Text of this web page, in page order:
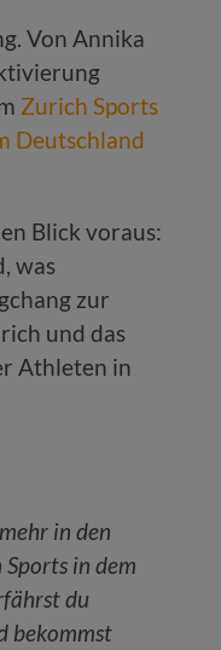
Von Annika
Zurich Sports
Deutschland
Blick voraus:
was
zur
und das
Athleten in
in den
Sports in dem
du
bekommst